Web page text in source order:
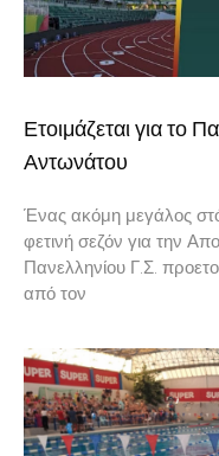
Ετοιμάζεται για το
Αντωνάτου
Ένας ακόμη μεγάλος
φετινή σεζόν για την
Πανελληνίου Γ.Σ.
από τον